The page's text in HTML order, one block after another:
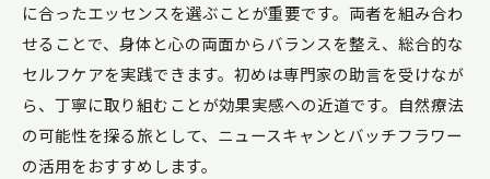
に合ったエッセンスを選ぶことが重要です。両者を組み合わ
せることで、身体と心の両面からバランスを整え、総合的な
セルフケアを実践できます。初めは専門家の助言を受けなが
ら、丁寧に取り組むことが効果実感への近道です。自然療法
の可能性を探る旅として、ニュースキャンとバッチフラワー
の活用をおすすめします。